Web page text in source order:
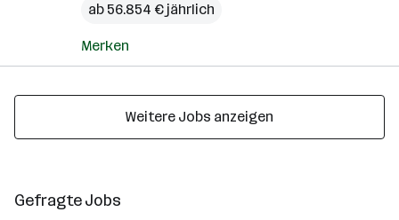
ab 56.854 € jährlich
Merken
Weitere Jobs anzeigen
Gefragte Jobs